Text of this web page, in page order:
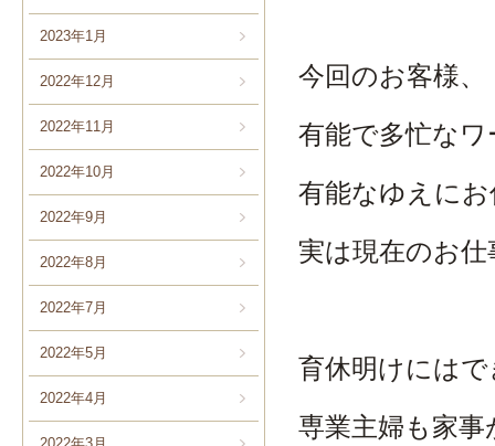
2023年1月
2022年12月
2022年11月
2022年10月
2022年9月
2022年8月
2022年7月
2022年5月
2022年4月
今回のお客様
有能で多忙な
有能なゆえに
実は現在のお
育休明けには
専業主婦も家